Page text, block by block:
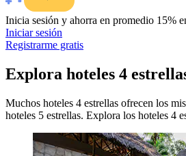
Inicia sesión y ahorra en promedio 15%
Iniciar sesión
Registrarme gratis
Explora hoteles 4
Muchos hoteles 4 estrellas ofrecen los
hoteles 5 estrellas. Explora los hoteles 4